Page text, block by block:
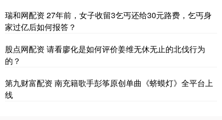
瑞和网配资 27年前，女子收留3乞丐还给30元路费，乞丐身
家过亿后如何报答？
股点网配资 请看廖化是如何评价姜维无休无止的北伐行为
的？
第九财富配资 南充籍歌手彭筝原创单曲《蛴蟆灯》全平台上
线